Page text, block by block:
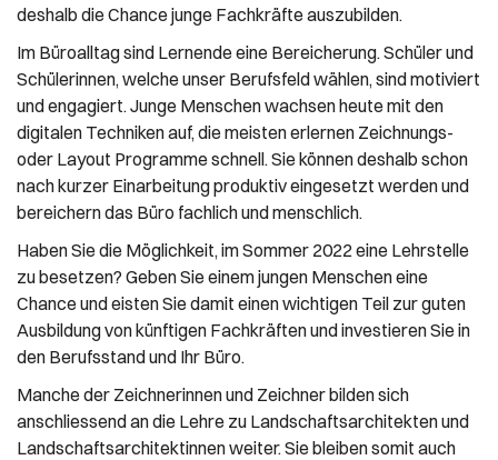
deshalb die Chance junge Fachkräfte auszubilden.
Im Büroalltag sind Lernende eine Bereicherung. Schüler und
Schülerinnen, welche unser Berufsfeld wählen, sind motiviert
und engagiert. Junge Menschen wachsen heute mit den
digitalen Techniken auf, die meisten erlernen Zeichnungs-
oder Layout Programme schnell. Sie können deshalb schon
nach kurzer Einarbeitung produktiv eingesetzt werden und
bereichern das Büro fachlich und menschlich.
Haben Sie die Möglichkeit, im Sommer 2022 eine Lehrstelle
zu besetzen? Geben Sie einem jungen Menschen eine
Chance und eisten Sie damit einen wichtigen Teil zur guten
Ausbildung von künftigen Fachkräften und investieren Sie in
den Berufsstand und Ihr Büro.
Manche der Zeichnerinnen und Zeichner bilden sich
anschliessend an die Lehre zu Landschaftsarchitekten und
Landschaftsarchitektinnen weiter. Sie bleiben somit auch